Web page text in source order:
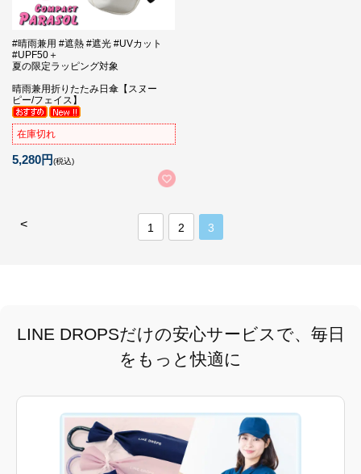
#晴雨兼用 #遮熱 #遮光 #UVカット
#UPF50＋
夏の限定ラッピング対象
晴雨兼用折りたたみ日傘【スヌー
ピー/フェイス】
在庫切れ
5,280円(税込)
< 1 2 3
LINE DROPSだけの安心サービスで、毎日
をもっと快適に